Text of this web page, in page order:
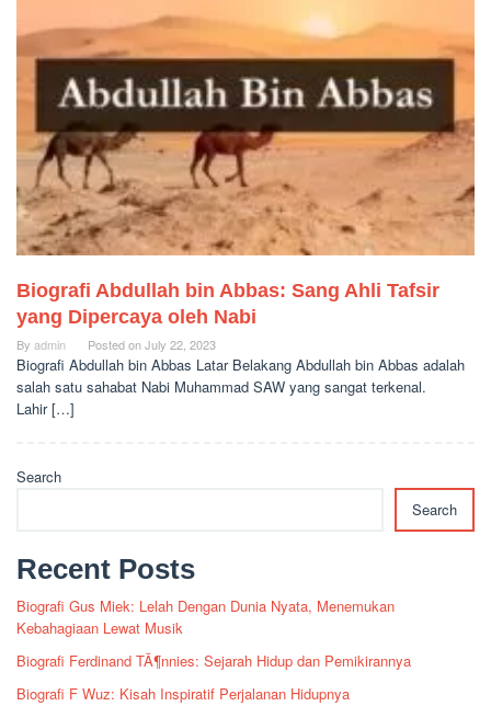
Biografi Abdullah bin Abbas: Sang Ahli Tafsir
yang Dipercaya oleh Nabi
By admin Posted onJuly 22, 2023
Biografi Abdullah bin Abbas Latar Belakang Abdullah bin Abbas adalah
salah satu sahabat Nabi Muhammad SAW yang sangat terkenal.
Lahir […]
Search
Search
Recent Posts
Biografi Gus Miek: Lelah Dengan Dunia Nyata, Menemukan
Kebahagiaan Lewat Musik
Biografi Ferdinand TÃ¶nnies: Sejarah Hidup dan Pemikirannya
Biografi F Wuz: Kisah Inspiratif Perjalanan Hidupnya